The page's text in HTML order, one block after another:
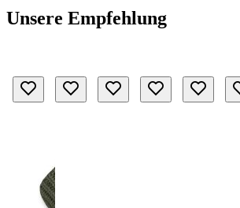
Unsere Empfehlung